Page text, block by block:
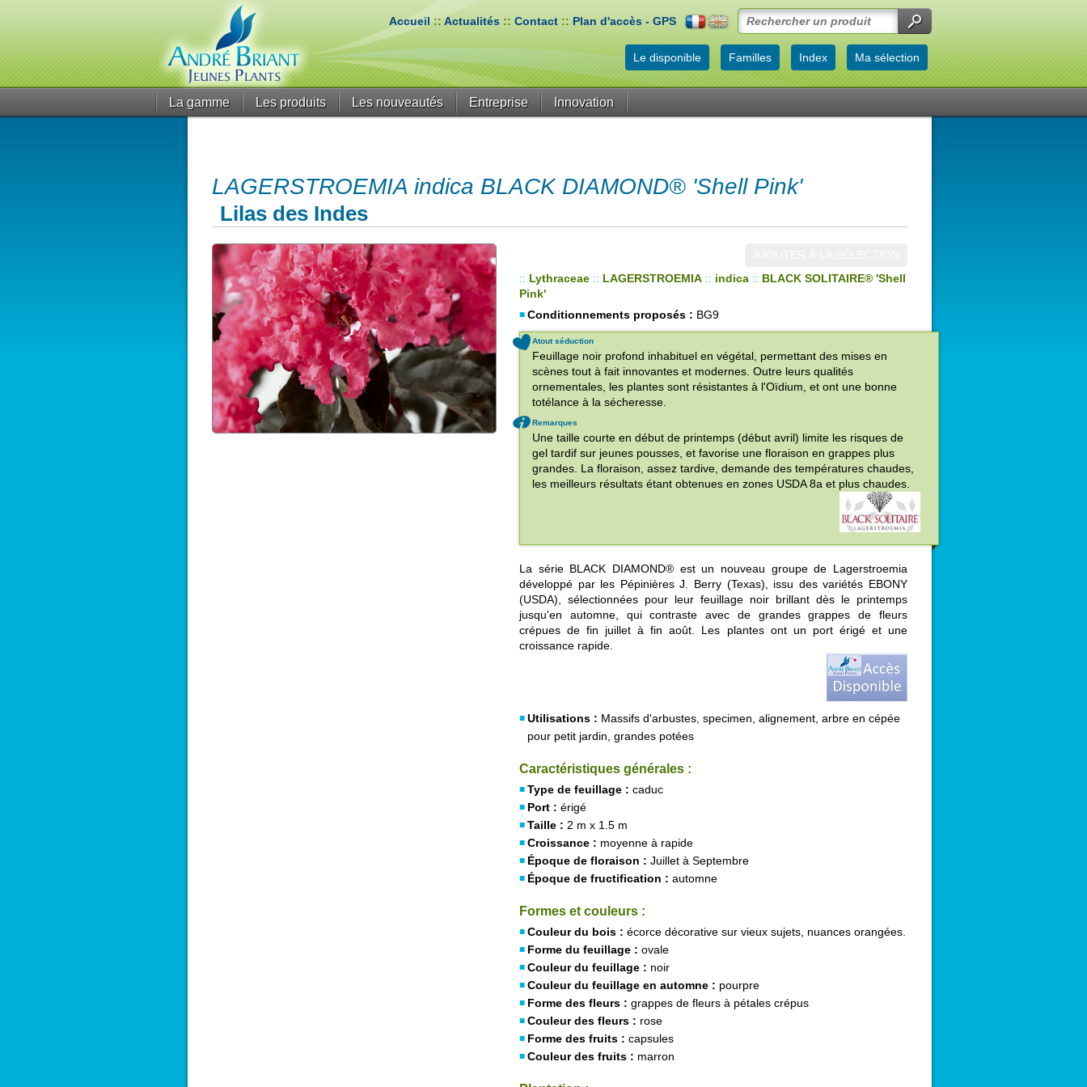
Accueil::Actualités :: Contact :: Plan d'accès - GPS
Le disponible Familles Index Ma sélection
La gamme Les produits Les nouveautés Entreprise Innovation
LAGERSTROEMIA indica BLACK DIAMOND® 'Shell Pink'
Lilas des Indes
:: Lythraceae :: LAGERSTROEMIA :: indica :: BLACK SOLITAIRE® 'Shell
Pink'
Conditionnements proposés : BG9
Atout séduction
Feuillage noir profond inhabituel en végétal, permettant des mises en
scènes tout à fait innovantes et modernes. Outre leurs qualités
ornementales, les plantes sont résistantes à l'Oïdium, et ont une bonne
totélance à la sécheresse.
Remarques
Une taille courte en début de printemps (début avril) limite les risques de
gel tardif sur jeunes pousses, et favorise une floraison en grappes plus
grandes. La floraison, assez tardive, demande des températures chaudes,
les meilleurs résultats étant obtenues en zones USDA 8a et plus chaudes.
La série BLACK DIAMOND® est un nouveau groupe de Lagerstroemia
développé par les Pépinières J. Berry (Texas), issu des variétés EBONY
(USDA), sélectionnées pour leur feuillage noir brillant dès le printemps
jusqu'en automne, qui contraste avec de grandes grappes de fleurs
crépues de fin juillet à fin août. Les plantes ont un port érigé et une
croissance rapide.
Utilisations : Massifs d'arbustes, specimen, alignement, arbre en cépée
pour petit jardin, grandes potées
Caractéristiques générales :
Type de feuillage : caduc
Port : érigé
Taille : 2 m x 1.5 m
Croissance : moyenne à rapide
Époque de floraison : Juillet à Septembre
Époque de fructification : automne
Formes et couleurs :
Couleur du bois : écorce décorative sur vieux sujets, nuances orangées.
Forme du feuillage : ovale
Couleur du feuillage : noir
Couleur du feuillage en automne : pourpre
Forme des fleurs : grappes de fleurs à pétales crépus
Couleur des fleurs : rose
Forme des fruits : capsules
Couleur des fruits : marron